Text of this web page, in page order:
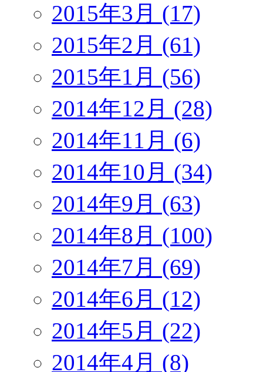
2015年3月 (17)
2015年2月 (61)
2015年1月 (56)
2014年12月 (28)
2014年11月 (6)
2014年10月 (34)
2014年9月 (63)
2014年8月 (100)
2014年7月 (69)
2014年6月 (12)
2014年5月 (22)
2014年4月 (8)